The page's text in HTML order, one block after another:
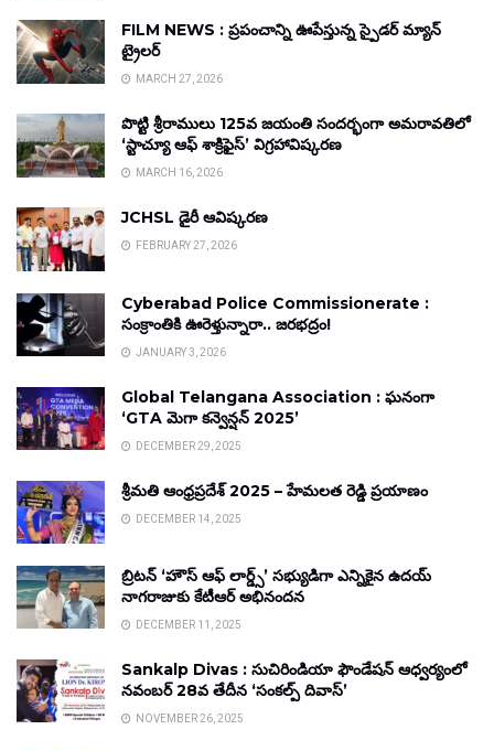
FILM NEWS : ప్రపంచాన్ని ఊపేస్తున్న స్పైడర్ మ్యాన్
ట్రైలర్
MARCH 27, 2026
పొట్టి శ్రీరాములు 125వ జయంతి సందర్భంగా అమరావతిలో
‘స్టాచ్యూ ఆఫ్ శాక్రిఫైస్’ విగ్రహావిష్కరణ
MARCH 16, 2026
JCHSL డైరీ ఆవిష్కరణ
FEBRUARY 27, 2026
Cyberabad Police Commissionerate :
సంక్రాంతికి ఊరెళ్తున్నారా.. జరభద్రం!
JANUARY 3, 2026
Global Telangana Association : ఘనంగా
‘GTA మెగా కన్వెన్షన్ 2025’
DECEMBER 29, 2025
శ్రీమతి ఆంధ్రప్రదేశ్ 2025 – హేమలత రెడ్డి ప్రయాణం
DECEMBER 14, 2025
బ్రిటన్ ‘హౌస్ ఆఫ్ లార్డ్స్’ సభ్యుడిగా ఎన్నికైన ఉదయ్
నాగరాజుకు కేటీఆర్ అభినందన
DECEMBER 11, 2025
Sankalp Divas : సుచిరిండియా ఫౌండేషన్ ఆధ్వర్యంలో
నవంబర్ 28వ తేదీన ‘సంకల్ప్ దివాస్’
NOVEMBER 26, 2025